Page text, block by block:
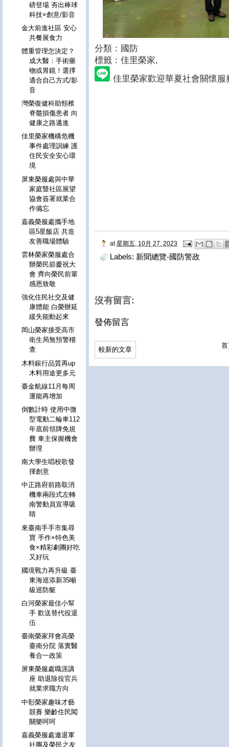
分類：國防
標籤：佳里榮家,
佳里榮家歡迎華夏社會關懷
at 星期五, 10月 27, 2023
Labels: 新聞總覽-國防警政
沒有留言:
發佈留言
較新的文章
磅登場 夯出棒球
科技×創意/影音
金大前進社區 安心
共餐展食力
體重管理怎決定？
成大醫：手術藥
物或胃鏡！選擇
適合自己方式/影
音
灣榮復健科助頸椎
脊髓損傷患者 向
健康之路邁進
佳里榮家機構危機
事件處理訓練 護
住民安全安心環
境
屏東榮服處與中華
家庭暨社區展望
協會簽署就業合
作備忘
嘉義榮服處攜手地
區5星飯店 共造
友善職場體驗
雲林榮家榮服處合
辦榮民節慶祝大
會 齊向榮民前輩
感恩致敬
強化住民社交及健
康體能 白榮辦延
緩失能動起來
岡山榮家接受高市
衛生局無預警稽
查
木料銀行品質再up
木料用途更多元
臺金航線11月每周
運能再增加
倒數計時 使用中微
型電動二輪車112
年底前領牌免規
費 車主保握機會
辦理
南大學生唱校歌發
揮創意
中正路府前路取消
機車兩段式左轉
南警動員宣導吸
睛
來臺南手手市集尋
寶 手作×特色美
食×精彩劇團好吃
又好玩
國境戰力再升級 臺
東海巡添新35噸
級巡防艇
白河榮家最佳小幫
手 歡送替代役退
伍
臺南榮家拜會高榮
臺南分院 落實醫
養合一政策
屏東榮服處職涯講
座 助退除役官兵
就業求職方向
中彰榮家趣味才藝
競賽 樂齡住民闖
關樂呵呵
嘉義榮服處邀退軍
社團及榮民之友